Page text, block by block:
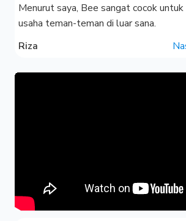
Menurut saya, Bee sangat cocok untuk
usaha teman-teman di luar sana.
Riza